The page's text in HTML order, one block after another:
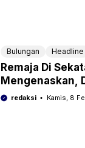
Bulungan Headline
Remaja Di
Mengenaskan,
Tower
redaksi Kamis, 8